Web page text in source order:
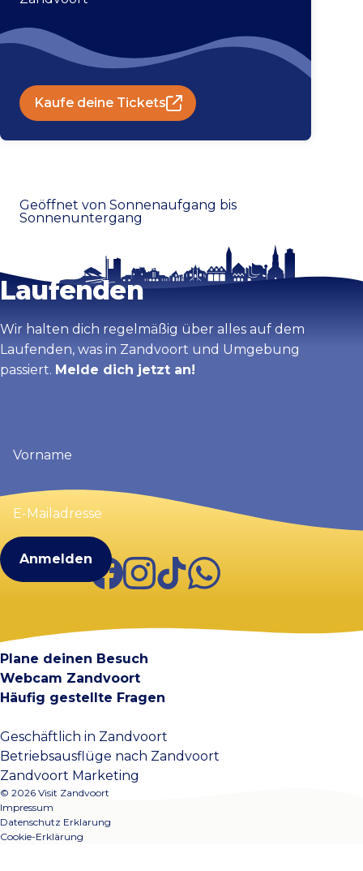
Kaufe deine Tickets
Geöffnet von Sonnenaufgang bis
Sonnenuntergang
Bleib auf dem
Laufenden
Wir halten dich regelmäßig über alles auf dem
Laufenden, was in Zandvoort und Umgebung
passiert. Melde dich jetzt an!
(erforderlich)
E-
Mailadresse
FacebookInstagram
TikTokWhatsApp
Plane deinen Besuch
Webcam Zandvoort
Häufig gestellte Fragen
Geschäftlich in Zandvoort
Betriebsausflüge nach Zandvoort
Zandvoort Marketing
© 2026 Visit Zandvoort
Impressum
Datenschutz Erklarung
Cookie-Erklärung